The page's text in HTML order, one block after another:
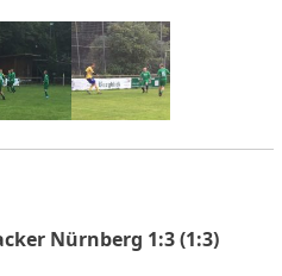
Nürnberg 1:3 (1:3)